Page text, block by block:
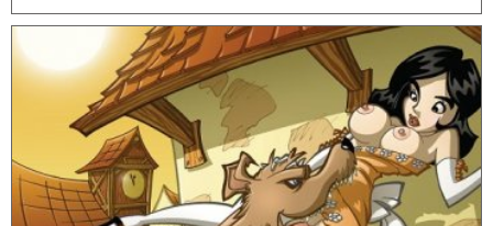
дня и часа, когда эта великолепная женщина позовет меня вновь,
чтобы я обслужила ее и сама получила наслаждение от ее
прекрасного тела.